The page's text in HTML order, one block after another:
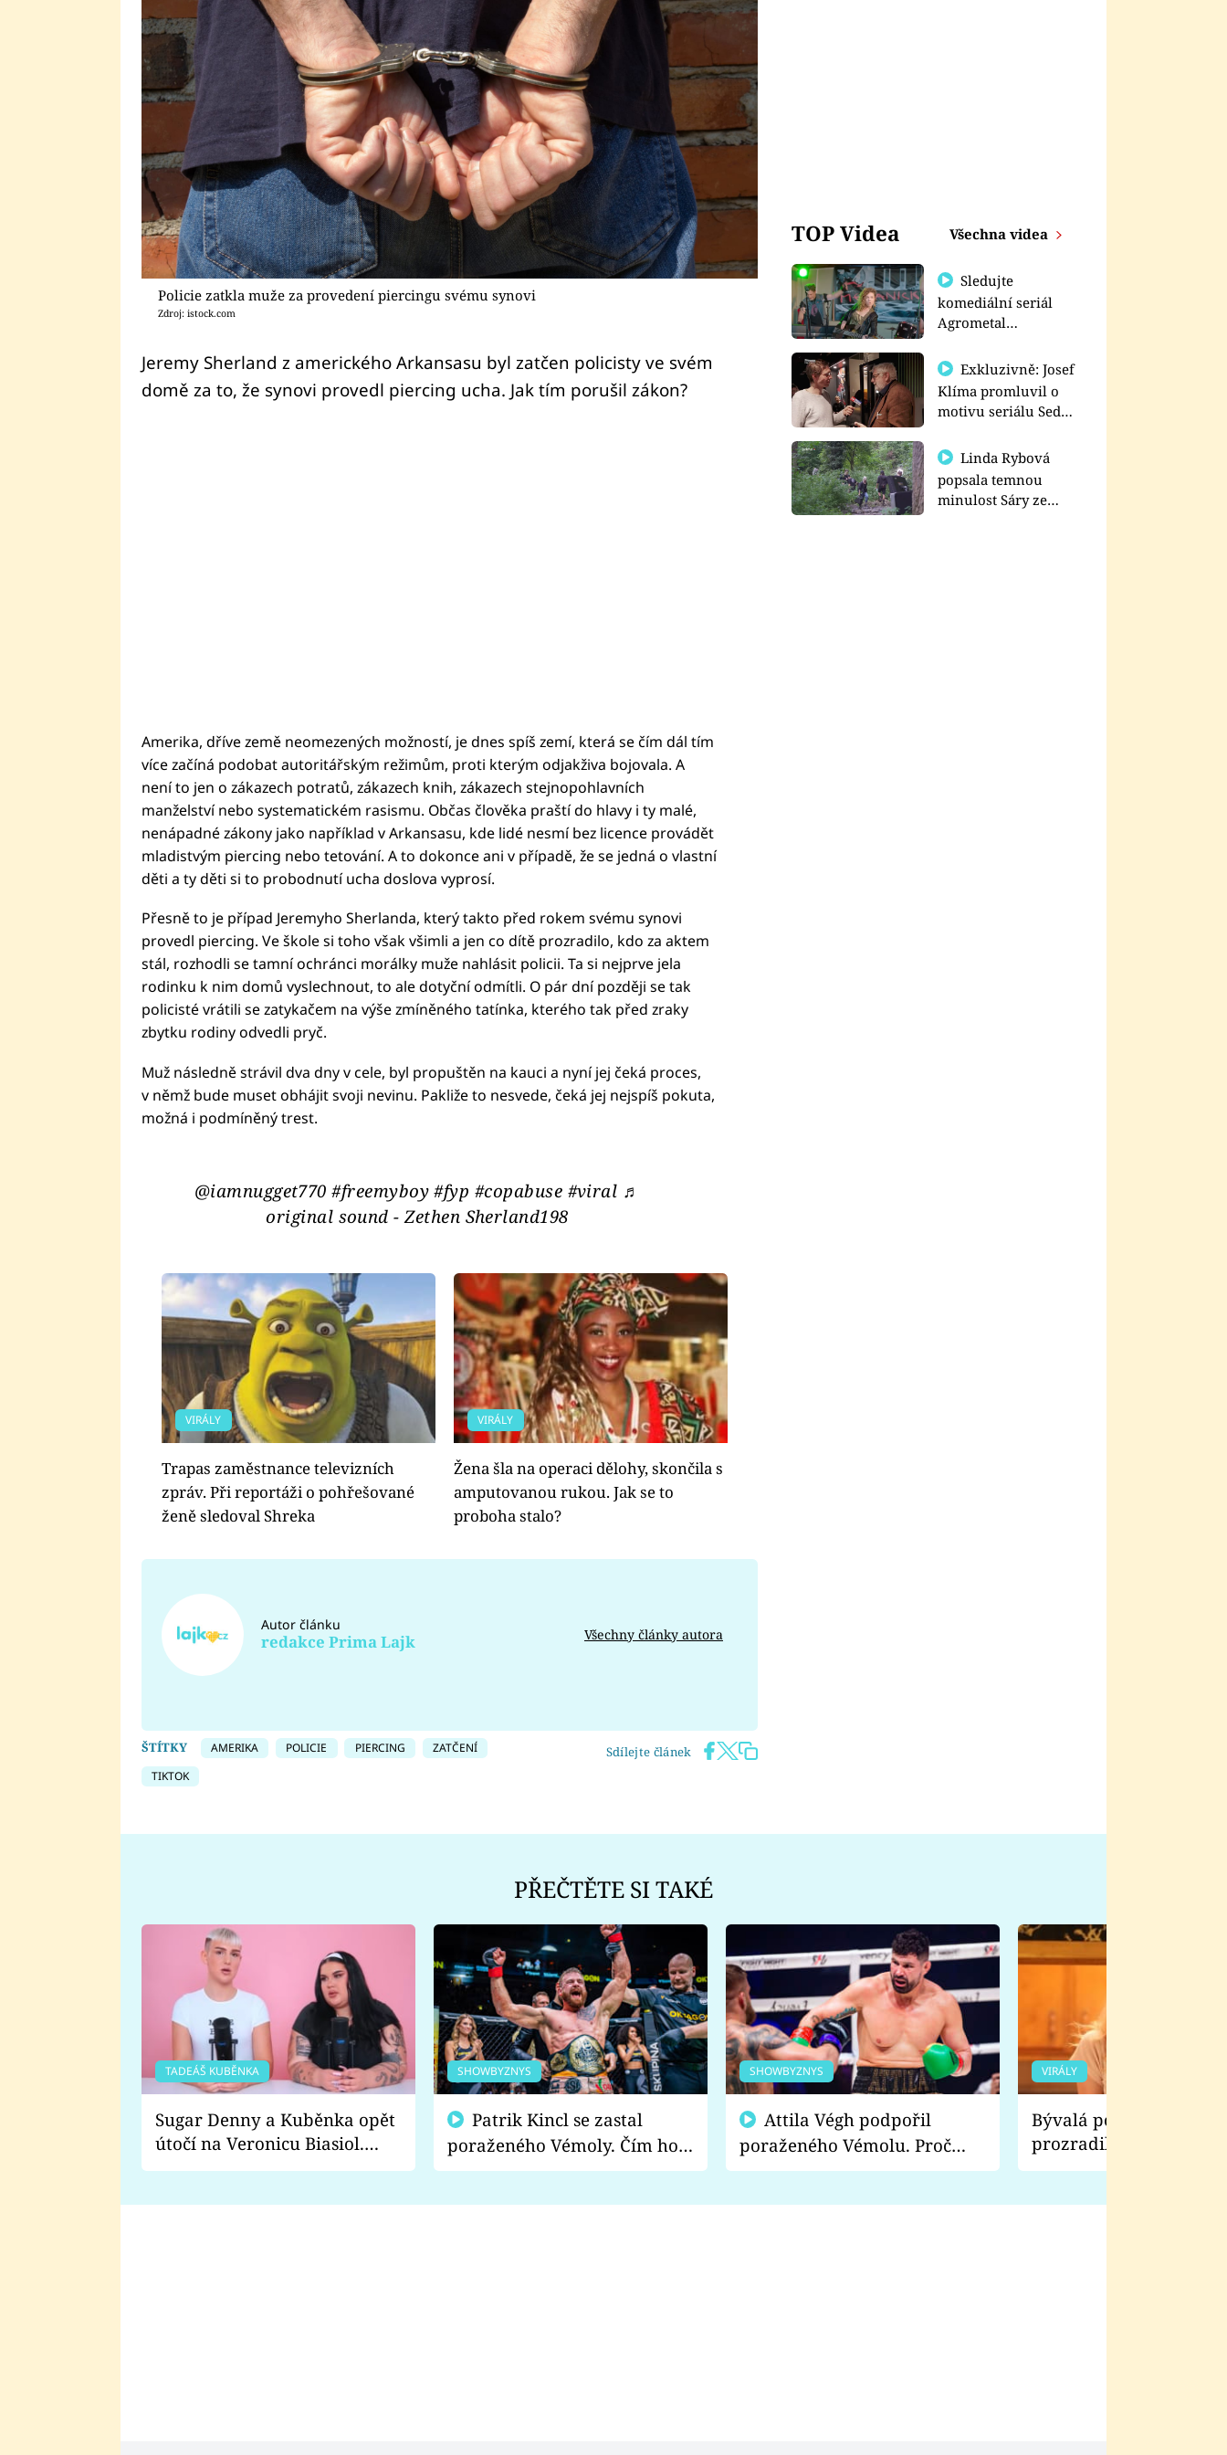
Policie zatkla muže za provedení piercingu svému synovi
Zdroj: istock.com
Jeremy Sherland z amerického Arkansasu byl zatčen policisty ve svém
domě za to, že synovi provedl piercing ucha. Jak tím porušil zákon?
Amerika, dříve země neomezených možností, je dnes spíš zemí, která se čím dál tím
více začíná podobat autoritářským režimům, proti kterým odjakživa bojovala. A
není to jen o zákazech potratů, zákazech knih, zákazech stejnopohlavních
manželství nebo systematickém rasismu. Občas člověka praští do hlavy i ty malé,
nenápadné zákony jako například v Arkansasu, kde lidé nesmí bez licence provádět
mladistvým piercing nebo tetování. A to dokonce ani v případě, že se jedná o vlastní
děti a ty děti si to probodnutí ucha doslova vyprosí.
Přesně to je případ Jeremyho Sherlanda, který takto před rokem svému synovi
provedl piercing. Ve škole si toho však všimli a jen co dítě prozradilo, kdo za aktem
stál, rozhodli se tamní ochránci morálky muže nahlásit policii. Ta si nejprve jela
rodinku k nim domů vyslechnout, to ale dotyční odmítli. O pár dní později se tak
policisté vrátili se zatykačem na výše zmíněného tatínka, kterého tak před zraky
zbytku rodiny odvedli pryč.
Muž následně strávil dva dny v cele, byl propuštěn na kauci a nyní jej čeká proces,
v němž bude muset obhájit svoji nevinu. Pakliže to nesvede, čeká jej nejspíš pokuta,
možná i podmíněný trest.
@iamnugget770 #freemyboy #fyp #copabuse #viral ♬
original sound - Zethen Sherland198
VIRÁLY
Trapas zaměstnance televizních
zpráv. Při reportáži o pohřešované
ženě sledoval Shreka
VIRÁLY
Žena šla na operaci dělohy, skončila s
amputovanou rukou. Jak se to
proboha stalo?
Autor článku
redakce Prima Lajk Všechny články autora
Sdílejte článek
ŠTÍTKY AMERIKA POLICIE PIERCING
ZATČENÍ
TIKTOK
TOP Videa Všechna videa
Sledujte
komediální seriál
Agrometal
prima+
Exkluzivně: Josef
Klíma promluvil o
motivu seriálu Sedm
Linda Rybová
popsala temnou
minulost Sáry ze
PŘEČTĚTE SI TAKÉ
TADEÁŠ KUBĚNKA
Sugar Denny a Kuběnka opět
útočí na Veronicu Biasiol.
Proč je podle nich falešná a
SHOWBYZNYS
poraženého Vémoly. Čím ho
fanoušci naštvali?
SHOWBYZNYS
poraženého Vémolu. Proč
chce raději zápasit s ním než
VIRÁLY
Bývalá pornoherečka
prozradila, co ji
natáčení Euforie.